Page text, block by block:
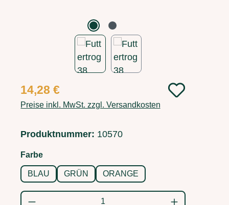
Regulärer Preis:
14,28 €
Preise inkl. MwSt. zzgl. Versandkosten
Produktnummer: 10570
Farbeauswählen
BLAU GRÜN ORANGE
Produkt Anzahl: Gib den gewünschten